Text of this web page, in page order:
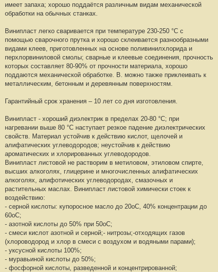
имеет запаха; хорошо поддаётся различным видам механической
обработки на обычных станках.
Винипласт легко сваривается при температуре 230-250 °С с
помощью сварочного прутка и хорошо склеивается разнообразными
видами клеев, приготовленных на основе поливинилхлорида и
перхлорвиниловой смолы; сварные и клеевые соединения, прочность
которых составляет 80-90% от прочности материала, хорошо
поддаются механической обработке. В. можно также приклеивать к
металлическим, бетонным и деревянным поверхностям.
Гарантийный срок хранения – 10 лет со дня изготовления.
Винипласт - хороший диэлектрик в пределах 20-80 °С; при
нагревании выше 80 °С наступает резкое падение диэлектрических
свойств. Материал устойчив к действию кислот, щелочей и
алифатических углеводородов; неустойчив к действию
ароматических и хлорированных углеводородов.
Винипласт листовой не растворим в метиловом, этиловом спирте,
высших алкоголях, глицерине и многочисленных алифатических
алкоголях, алифотических углеводородах, смазочных и
растительных маслах. Винипласт листовой химически стоек к
воздействию:
- серной кислоты: купоросное масло до 20oС, 40% концентрации до
60oС;
- азотной кислоты до 50% при 50оС;
- смеси кислот азотной и серной;- нитрозы;-отходящих газов
(хлороводород и хлор в смеси с воздухом и водяными парами);
- уксусной кислоты 100%;
- муравьиной кислоты до 50%;
- фосфорной кислоты, разведенной и концентрированной;